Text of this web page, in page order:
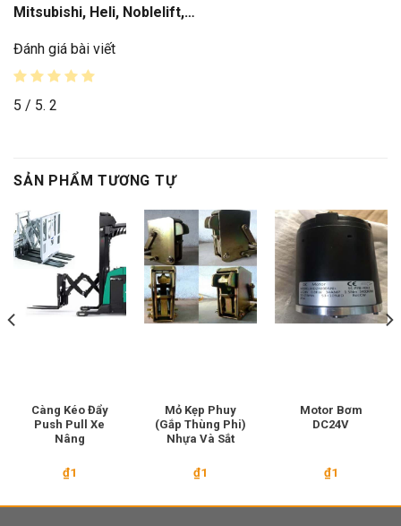
Mitsubishi, Heli, Noblelift,…
Đánh giá bài viết
5 / 5. 2
SẢN PHẨM TƯƠNG TỰ
Càng Kéo Đẩy
Push Pull Xe
Nâng
₫1
Mỏ Kẹp Phuy
(Gắp Thùng Phi)
Nhựa Và Sắt
₫1
Motor Bơm
DC24V
₫1